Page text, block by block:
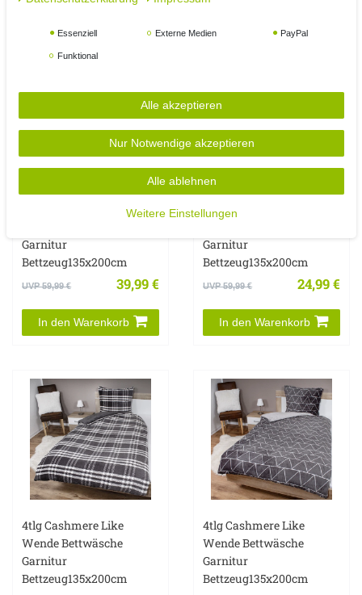
In den Warenkorb
Garnitur
Bettzeug135x200cm
UVP 59,99 € 39,99 €
In den Warenkorb
4tlg Cashmere Like
Garnitur
Bettzeug135x200cm
UVP 59,99 € 24,99 €
In den Warenkorb
4tlg Cashmere Like
Wende Bettwäsche
Garnitur
Bettzeug135x200cm
4tlg Cashmere Like
Wende Bettwäsche
Garnitur
Bettzeug135x200cm
Essenziell Externe Medien PayPal
Funktional
Alle akzeptieren
Nur Notwendige akzeptieren
Alle ablehnen
Weitere Einstellungen